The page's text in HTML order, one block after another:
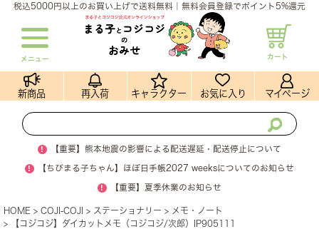
税込5000円以上のお買い上げで送料無料｜無料会員登録でポイント5%還元
メニュー カート
新商品 再入荷 キャラクター お気に入り マイページ
! 【重要】熊本地震の影響による配送遅延・配送停止について
! 【ちびまる子ちゃん】ほぼ日手帳2027 weeksについてのお知らせ
! 【重要】夏季休業のお知らせ
HOME COJI-COJI ステーショナリー
メモ・ノート
【コジコジ】ダイカットメモ（コジコジ/次郎）IP905111